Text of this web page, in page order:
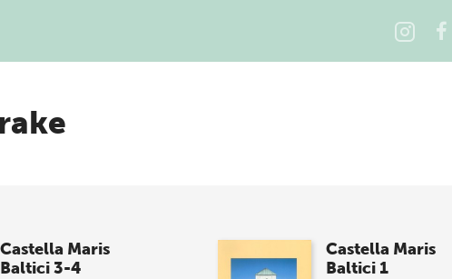
Castella Maris
Baltici 3-4
Castella Maris
Baltici 1